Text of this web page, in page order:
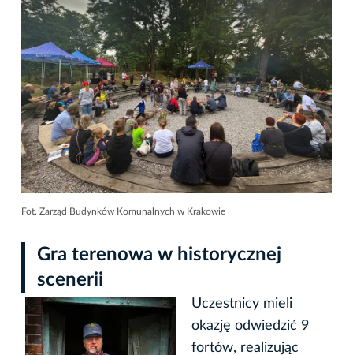
Fot. Zarząd Budynków Komunalnych w Krakowie
Gra terenowa w historycznej
scenerii
Uczestnicy mieli
okazję odwiedzić 9
fortów, realizując